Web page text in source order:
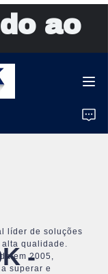
ao
-
líder de soluções
qualidade.
em 2005,
superar e